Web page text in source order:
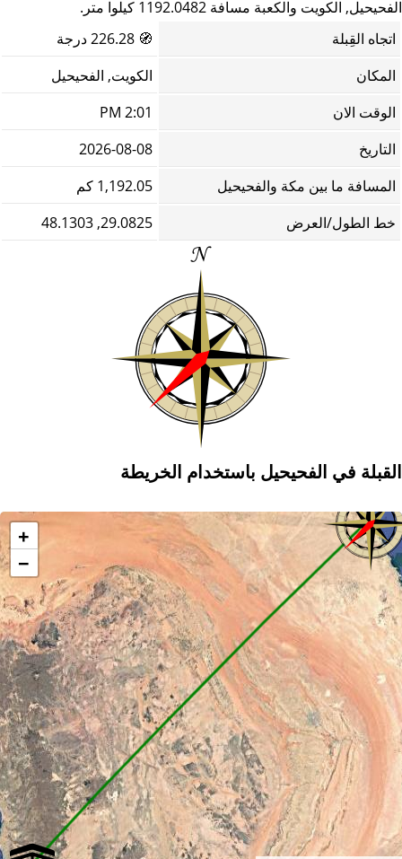
الفحيحيل, الكويت والكعبة مسافة 1192.0482 كيلوا متر.
اتجاه القِبلة
🧭
المكان
الكويت, الفحيحيل
الوقت الان
2:01 PM
التاريخ
2026-08-08
المسافة ما بين مكة والفحيحيل
1,192.05 كم
خط الطول/العرض
29.0825, 48.1303
القبلة في الفحيحيل باستخدام الخريطة
+
−